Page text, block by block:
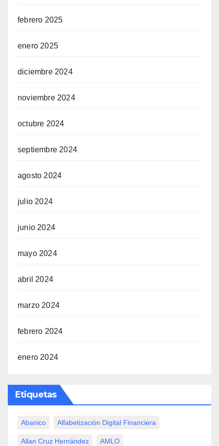
febrero 2025
enero 2025
diciembre 2024
noviembre 2024
octubre 2024
septiembre 2024
agosto 2024
julio 2024
junio 2024
mayo 2024
abril 2024
marzo 2024
febrero 2024
enero 2024
Etiquetas
Abanico Alfabetización Digital Financiera
Allan Cruz Hernández AMLO